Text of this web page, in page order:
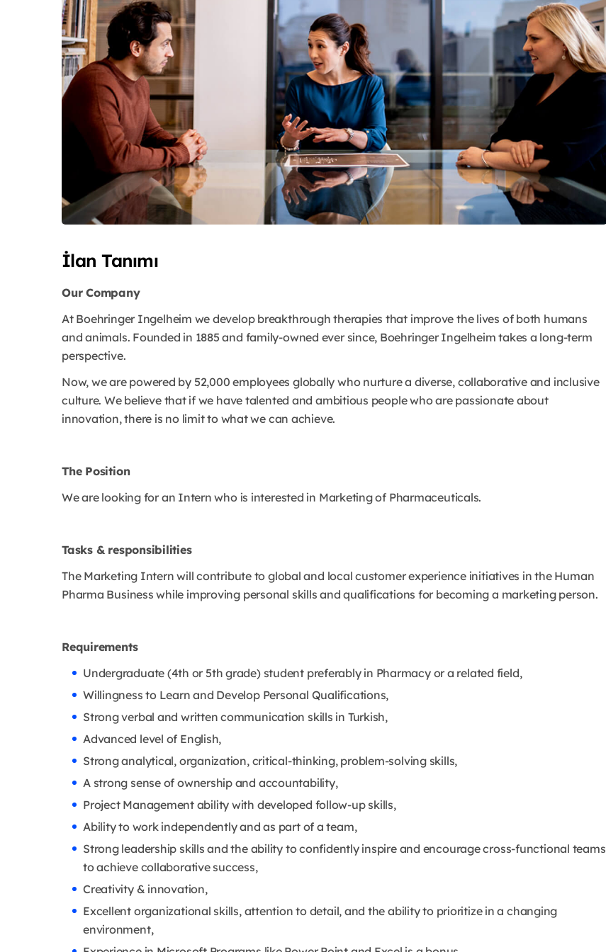
İlan Tanımı
Our Company
At Boehringer Ingelheim we develop breakthrough therapies that improve the lives of both humans
and animals. Founded in 1885 and family-owned ever since, Boehringer Ingelheim takes a long-term
perspective.
Now, we are powered by 52,000 employees globally who nurture a diverse, collaborative and inclusive
culture. We believe that if we have talented and ambitious people who are passionate about
innovation, there is no limit to what we can achieve.
The Position
We are looking for an Intern who is interested in Marketing of Pharmaceuticals.
Tasks & responsibilities
The Marketing Intern will contribute to global and local customer experience initiatives in the Human
Pharma Business while improving personal skills and qualifications for becoming a marketing person.
Requirements
Undergraduate (4th or 5th grade) student preferably in Pharmacy or a related field,
Willingness to Learn and Develop Personal Qualifications,
Strong verbal and written communication skills in Turkish,
Advanced level of English,
Strong analytical, organization, critical-thinking, problem-solving skills,
A strong sense of ownership and accountability,
Project Management ability with developed follow-up skills,
Ability to work independently and as part of a team,
Strong leadership skills and the ability to confidently inspire and encourage cross-functional teams
to achieve collaborative success,
Creativity & innovation,
Excellent organizational skills, attention to detail, and the ability to prioritize in a changing
environment,